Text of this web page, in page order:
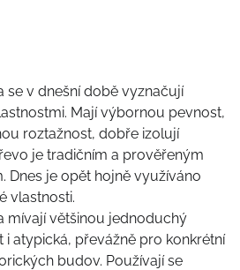
se v dnešní době vyznačují
Mají výbornou pevnost,
roztažnost, dobře izolují
je tradičním a prověřeným
Dnes je opět hojně využíváno
vlastnosti.
mívají většinou jednoduchý
atypická, převážně pro konkrétní
budov. Používají se